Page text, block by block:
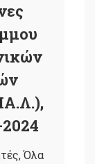
,Όλα